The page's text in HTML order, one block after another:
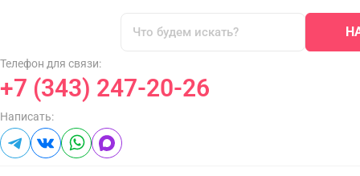
Телефон для связи:
+7 (343) 247-20-26
Написать: